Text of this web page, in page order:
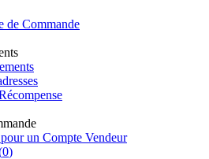
de Commande
un Compte Vendeur
0)